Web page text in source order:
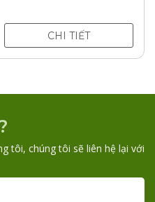
CHI TIẾT
tôi, chúng tôi sẽ liên hệ lại với